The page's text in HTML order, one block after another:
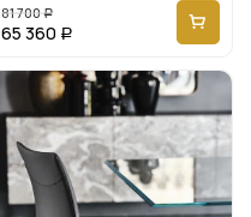
81 700 Р
65 360 Р